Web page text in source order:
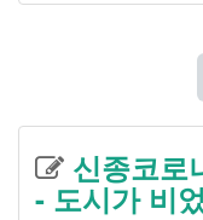
신종코로
- 도시가 비